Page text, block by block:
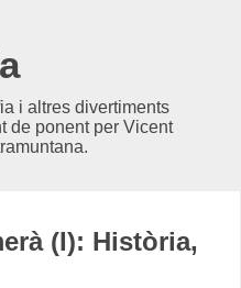
i altres divertiments
de ponent per Vicent
(I): Història,